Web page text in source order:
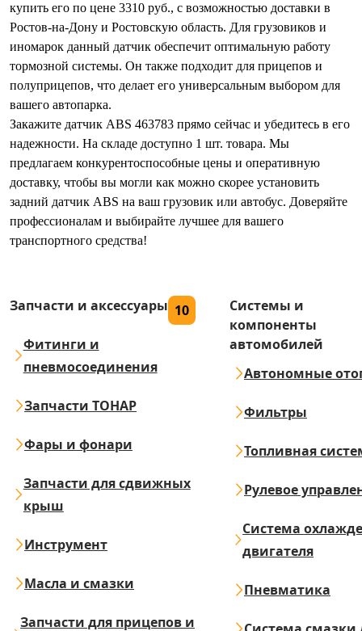
купить его по цене 3310 руб., с возможностью доставки в
Ростов-на-Дону и Ростовскую область. Для грузовиков и
иномарок данный датчик обеспечит оптимальную работу
тормозной системы. Он также подходит для прицепов и
полуприцепов, что делает его универсальным выбором для
вашего автопарка.
Закажите датчик ABS 463783 прямо сейчас и убедитесь в его
надежности. На складе доступно 1 шт. товара. Мы
предлагаем конкурентоспособные цены и оперативную
доставку, чтобы вы могли как можно скорее установить
задний датчик ABS на ваш грузовик или автобус. Доверяйте
профессионалам и выбирайте лучшее для вашего
транспортного средства!
Запчасти и аксессуары 10
Фитинги и
пневмосоединения
Запчасти ТОНАР
Фары и фонари
Запчасти для сдвижных
крыш
Инструмент
Масла и смазки
Запчасти для прицепов и
Системы и
компоненты
автомобилей
Автономные
Фильтры
Топливная
Рулевое
Система
двигателя
Пневматика